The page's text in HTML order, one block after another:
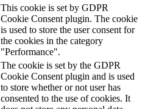
This cookie is set by GDPR
Cookie Consent plugin. The cookie
is used to store the user consent for
the cookies in the category
"Performance".
The cookie is set by the GDPR
Cookie Consent plugin and is used
to store whether or not user has
consented to the use of cookies. It